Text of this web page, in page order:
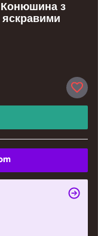
Конюшина з
яскравими